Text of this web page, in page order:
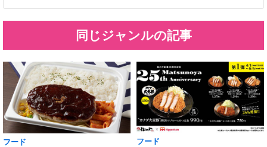
同じジャンルの記事
フード フード